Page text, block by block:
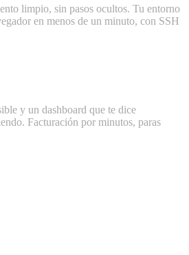
limpio, sin pasos ocultos. Tu entorno
en menos de un minuto, con SSH
y un dashboard que te dice
Facturación por minutos, paras